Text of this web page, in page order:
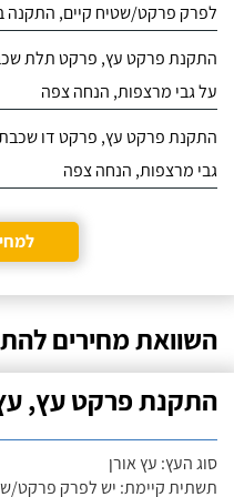
לפרק פרקט/שטיח קיים, התקנה
התקנת פרקט עץ, פרקט תלת
על גבי מרצפות, הנחה צפה
התקנת פרקט עץ, פרקט דו
גבי מרצפות, הנחה צפה
השוואת מחירים
התקנת פרקט עץ,
סוג העץ: עץ אורן
תשתית קיימת: יש לפרק פרקט/